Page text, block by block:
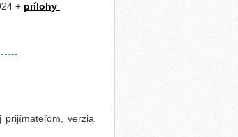
+ prílohy
prijímateľom, verzia